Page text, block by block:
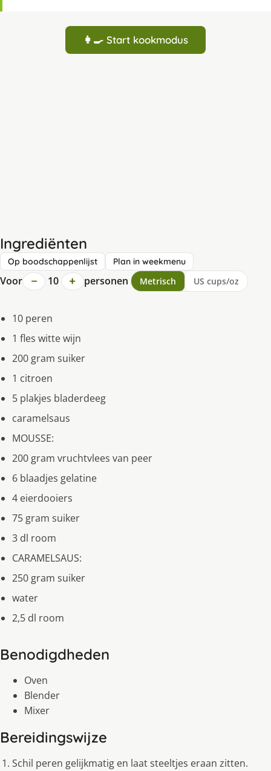
👩‍🍳 Start kookmodus
Ingrediënten
Op boodschappenlijst Plan in weekmenu
Voor − 10 + personen Metrisch US cups/oz
10 peren
1 fles witte wijn
200 gram suiker
1 citroen
5 plakjes bladerdeeg
caramelsaus
MOUSSE:
200 gram vruchtvlees van peer
6 blaadjes gelatine
4 eierdooiers
75 gram suiker
3 dl room
CARAMELSAUS:
250 gram suiker
water
2,5 dl room
Benodigdheden
Oven
Blender
Mixer
Bereidingswijze
Schil peren gelijkmatig en laat steeltjes eraan zitten.